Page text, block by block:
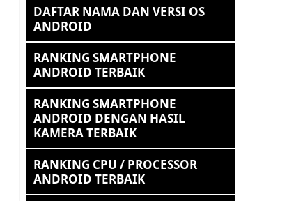
DAFTAR NAMA DAN VERSI OS
ANDROID
RANKING SMARTPHONE
ANDROID TERBAIK
RANKING SMARTPHONE
ANDROID DENGAN HASIL
KAMERA TERBAIK
RANKING CPU / PROCESSOR
ANDROID TERBAIK